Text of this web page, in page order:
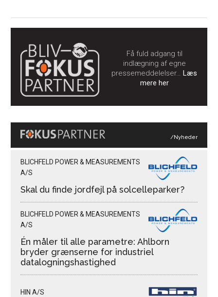
Få fuld adgang til
indlægning af egne
pressemeddelelser…Læs
mere her
/Nyheder
BLICHFELD POWER & MEASUREMENTS
A/S
Skal du finde jordfejl på solcelleparker?
BLICHFELD POWER & MEASUREMENTS
A/S
Én måler til alle parametre: Ahlborn
bryder grænserne for industriel
datalogningshastighed
HIN A/S